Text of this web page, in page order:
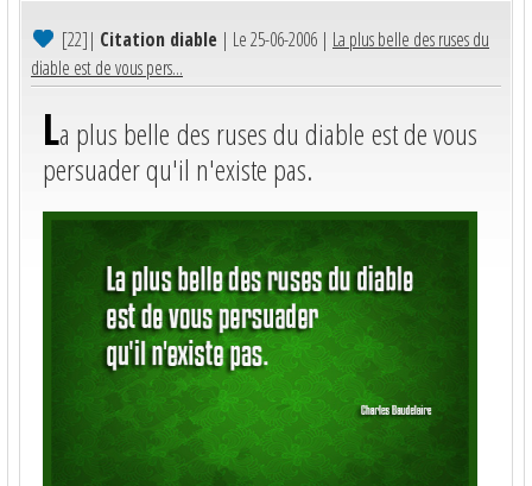
[22]| Citation diable | Le 25-06-2006 | La plus belle des ruses du
diable est de vous pers...
La plus belle des ruses du diable est de vous
persuader qu'il n'existe pas.